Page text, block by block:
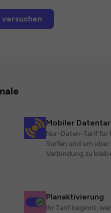
Mobiler
Nur-Daten-Tarif für
Surfen und um über
Verbindung zu
Planaktivierung
Ihr Tarif beginnt,